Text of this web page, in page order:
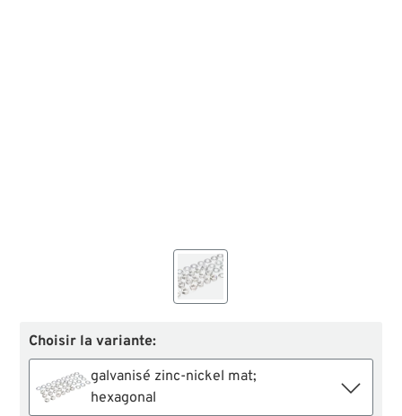
Choisir la variante:
galvanisé zinc-nickel mat;
hexagonal